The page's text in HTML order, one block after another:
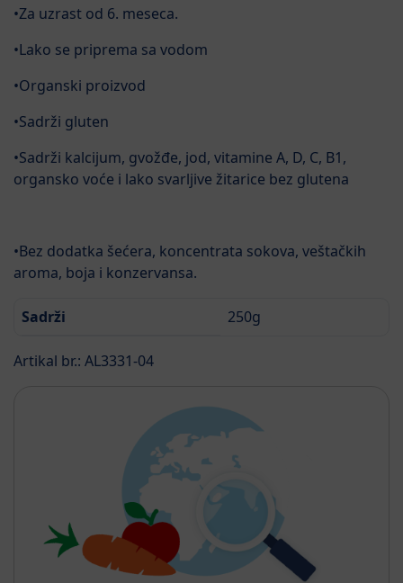
•Za uzrast od 6. meseca.
•Lako se priprema sa vodom
•Organski proizvod
•Sadrži gluten
•Sadrži kalcijum, gvožđe, jod, vitamine A, D, C, B1,
organsko voće i lako svarljive žitarice bez glutena
•Bez dodatka šećera, koncentrata sokova, veštačkih
aroma, boja i konzervansa.
Sadrži 250g
Artikal br.: AL3331-04